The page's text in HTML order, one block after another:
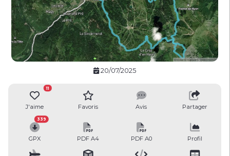
20/07/2025
J'aime
11
Favoris Avis Partager
GPX
339
PDF A4 PDF A0 Profil